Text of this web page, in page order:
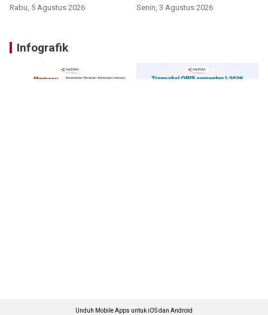
Rabu, 5 Agustus 2026 Senin, 3 Agustus 2026
Infografik
Unduh Mobile Apps untuk iOS dan Android